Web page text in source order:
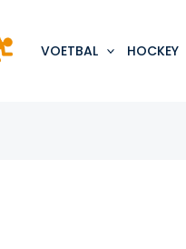
VOETBAL HOCKEY